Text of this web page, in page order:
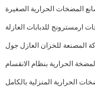
المضخات الحرارية الصغيرة
ارمسترونج للدبابات العازلة
المصنعة للخزان العازل جول
الحرارية بنظام الانقسام
الحرارية المنزلية بالكامل